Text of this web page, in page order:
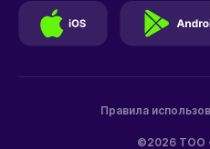
©2026 ТОО
Правила